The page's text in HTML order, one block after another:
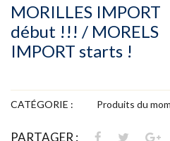
MORILLES IMPORT
début !!! / MORELS
IMPORT starts !
CATÉGORIE : Produits du
PARTAGER :